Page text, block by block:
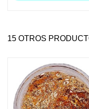
15 OTROS